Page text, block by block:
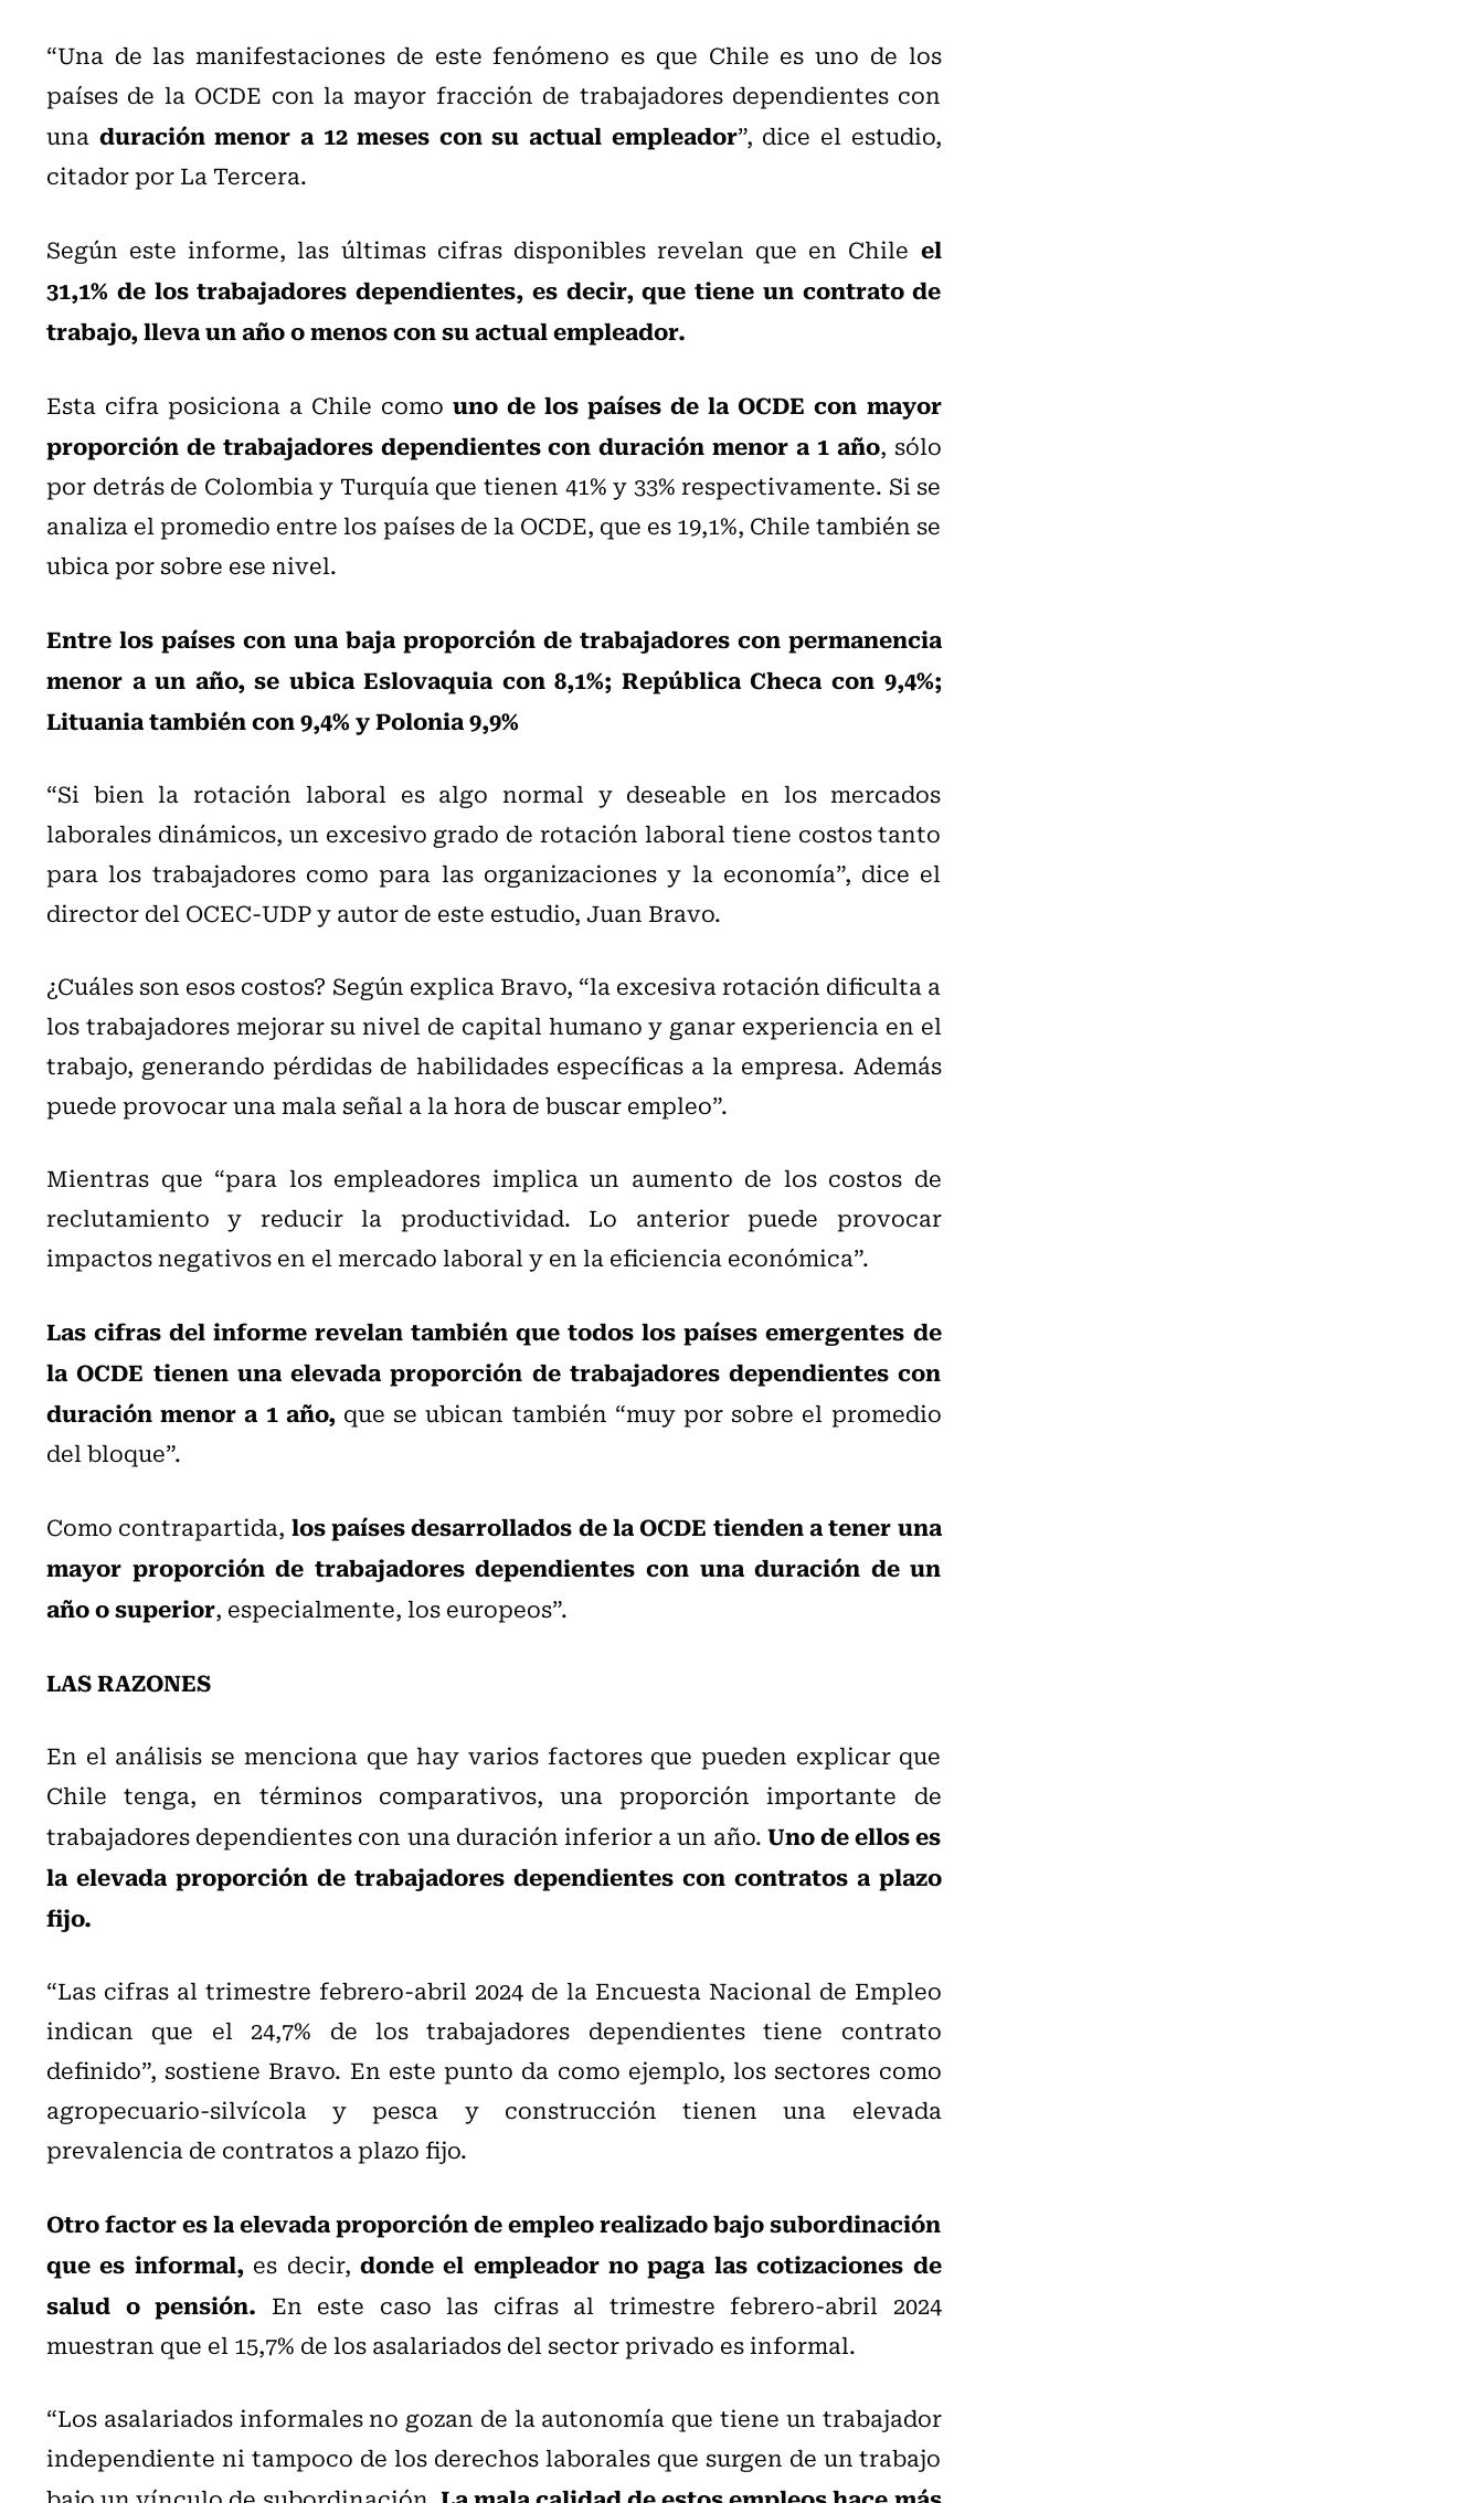
“Una de las manifestaciones de este fenómeno es que Chile es uno de los
países de la OCDE con la mayor fracción de trabajadores dependientes con
una duración menor a 12 meses con su actual empleador”, dice el estudio,
citador por La Tercera.
Según este informe, las últimas cifras disponibles revelan que en Chile el
31,1% de los trabajadores dependientes, es decir, que tiene un contrato de
trabajo, lleva un año o menos con su actual empleador.
Esta cifra posiciona a Chile comouno de los países de la OCDE con mayor
proporción de trabajadores dependientes con duración menor a 1 año, sólo
por detrás de Colombia y Turquía que tienen 41% y 33% respectivamente. Si se
analiza el promedio entre los países de la OCDE, que es 19,1%, Chile también se
ubica por sobre ese nivel.
Entre los países con una baja proporción de trabajadores con permanencia
menor a un año, se ubica Eslovaquia con 8,1%; República Checa con 9,4%;
Lituania también con 9,4% y Polonia 9,9%
“Si bien la rotación laboral es algo normal y deseable en los mercados
laborales dinámicos, un excesivo grado de rotación laboral tiene costos tanto
para los trabajadores como para las organizaciones y la economía”, dice el
director del OCEC-UDP y autor de este estudio, Juan Bravo.
¿Cuáles son esos costos? Según explica Bravo, “la excesiva rotación dificulta a
los trabajadores mejorar su nivel de capital humano y ganar experiencia en el
trabajo, generando pérdidas de habilidades específicas a la empresa. Además
puede provocar una mala señal a la hora de buscar empleo”.
Mientras que “para los empleadores implica un aumento de los costos de
reclutamiento y reducir la productividad. Lo anterior puede provocar
impactos negativos en el mercado laboral y en la eficiencia económica”.
Las cifras del informe revelan también que todos los países emergentes de
la OCDE tienen una elevada proporción de trabajadores dependientes con
duración menor a 1 año,que se ubican también “muy por sobre el promedio
del bloque”.
Como contrapartida, los países desarrollados de la OCDE tienden a tener una
mayor proporción de trabajadores dependientes con una duración de un
año o superior, especialmente, los europeos”.
LAS RAZONES
En el análisis se menciona que hay varios factores que pueden explicar que
Chile tenga, en términos comparativos, una proporción importante de
trabajadores dependientes con una duración inferior a un año.Uno de ellos es
la elevada proporción de trabajadores dependientes con contratos a plazo
fijo.
“Las cifras al trimestre febrero-abril 2024 de la Encuesta Nacional de Empleo
indican que el 24,7% de los trabajadores dependientes tiene contrato
definido”, sostiene Bravo. En este punto da como ejemplo, los sectores como
agropecuario-silvícola y pesca y construcción tienen una elevada
prevalencia de contratos a plazo fijo.
Otro factor es la elevada proporción de empleo realizado bajo subordinación
que es informal,es decir, donde el empleador no paga las cotizaciones de
salud o pensión. En este caso las cifras al trimestre febrero-abril 2024
muestran que el 15,7% de los asalariados del sector privado es informal.
“Los asalariados informales no gozan de la autonomía que tiene un trabajador
independiente ni tampoco de los derechos laborales que surgen de un trabajo